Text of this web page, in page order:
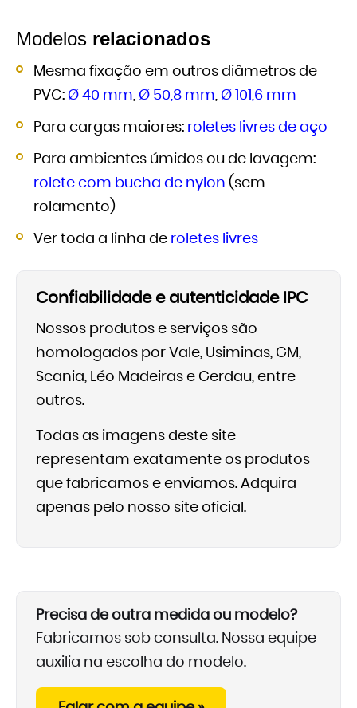
Modelos relacionados
Mesma fixação em outros diâmetros de
PVC: Ø 40 mm, Ø 50,8 mm, Ø 101,6 mm
Para cargas maiores: roletes livres de aço
Para ambientes úmidos ou de lavagem:
rolete com bucha de nylon (sem
rolamento)
Ver toda a linha de roletes livres
Confiabilidade e autenticidade IPC
Nossos produtos e serviços são
homologados por Vale, Usiminas, GM,
Scania, Léo Madeiras e Gerdau, entre
outros.
Todas as imagens deste site
representam exatamente os produtos
que fabricamos e enviamos. Adquira
apenas pelo nosso site oficial.
Precisa de outra medida ou modelo?
Fabricamos sob consulta. Nossa equipe
auxilia na escolha do modelo.